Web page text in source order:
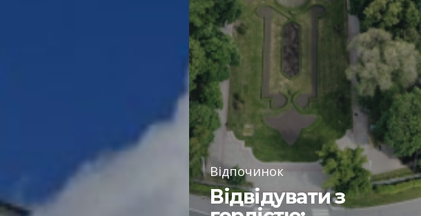
Відпочинок
Відвідувати з